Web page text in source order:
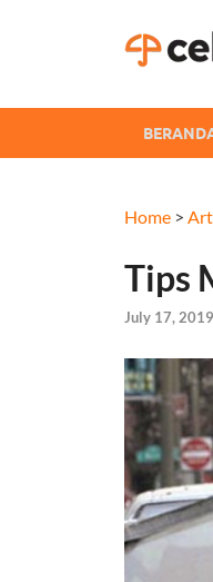
Home >
Tips
July 17, 2019